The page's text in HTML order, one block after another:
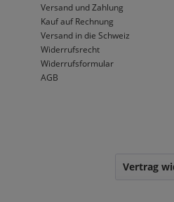
Versand und Zahlung
Kauf auf Rechnung
Versand in die Schweiz
Widerrufsrecht
Widerrufsformular
AGB
Vertrag